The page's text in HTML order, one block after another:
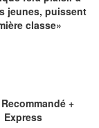
jeunes, puissent
classe»
+
Express